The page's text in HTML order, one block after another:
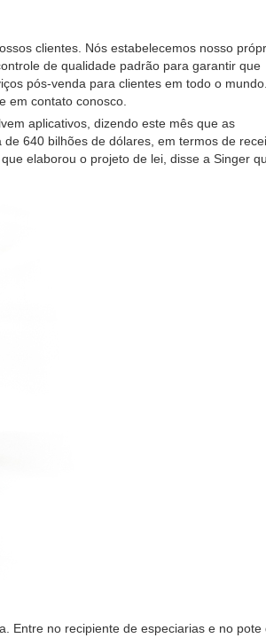
clientes. Nós estabelecemos nosso
de qualidade padrão para garantir que
pós-venda para clientes em todo o mundo.
em contato conosco.
aplicativos, dizendo este mês que as
640 bilhões de dólares, em termos de
elaborou o projeto de lei, disse a Singer
Entre no recipiente de especiarias e no pote